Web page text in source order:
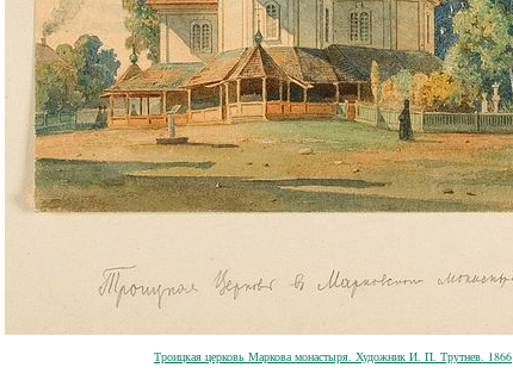
Троицкая церковь Маркова монастыря. Художник И. П. Трутнев. 1866